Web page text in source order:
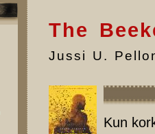
The
Jussi U.
Kun